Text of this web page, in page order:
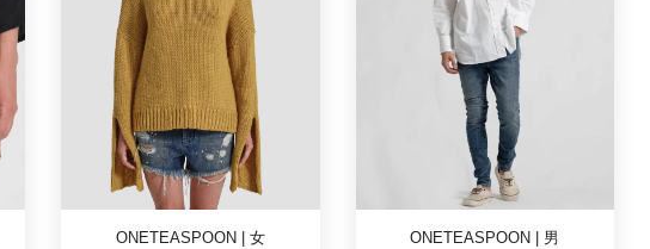
ONETEASPOON | 女
ONETEASPOON | 男